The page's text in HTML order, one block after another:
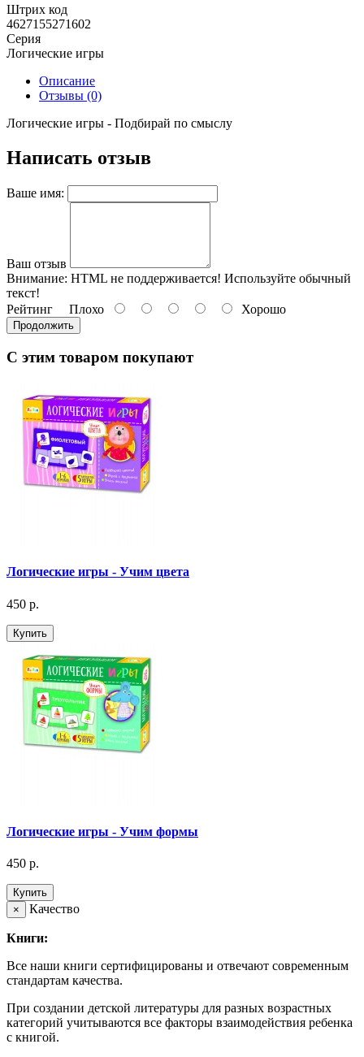
Штрих код
4627155271602
Серия
Логические игры
Описание
Отзывы (0)
Логические игры - Подбирай по смыслу
Написать отзыв
Ваше имя:
Ваш отзыв
Внимание: HTML не поддерживается! Используйте обычный
текст!
Рейтинг Плохо Хорошо
Продолжить
С этим товаром покупают
Логические игры - Учим цвета
450 р.
Купить
Логические игры - Учим формы
450 р.
Купить
×
Качество
Книги:
Все наши книги сертифицированы и отвечают современным
стандартам качества.
При создании детской литературы для разных возрастных
категорий учитываются все факторы взаимодействия ребенка
с книгой.